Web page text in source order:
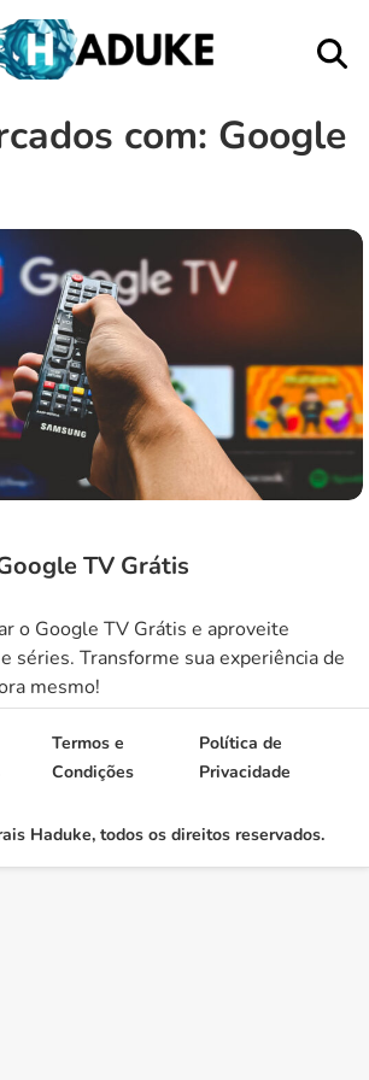
com: Google
TV Grátis
o Google TV Grátis e aproveite
séries. Transforme sua experiência de
mesmo!
Haduke, todos os direitos reservados.
Termos e
Condições
Política de
Privacidade